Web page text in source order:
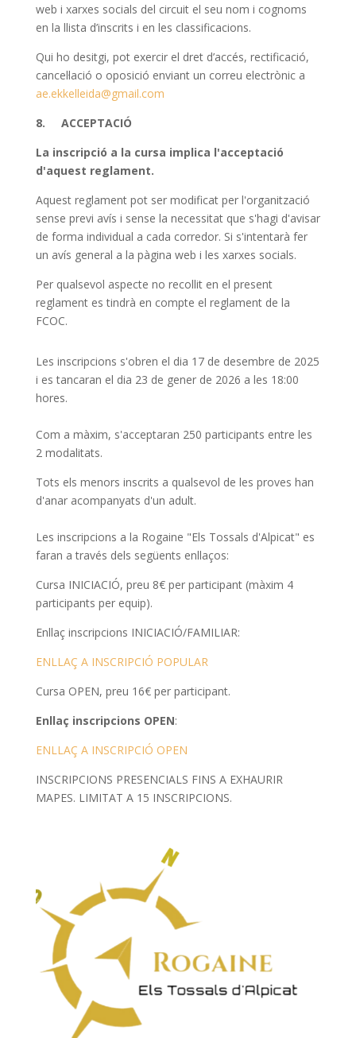
web i xarxes socials del circuit el seu nom i cognoms
en la llista d’inscrits i en les classificacions.
Qui ho desitgi, pot exercir el dret d’accés, rectificació,
cancel·lació o oposició enviant un correu electrònic a
ae.ekkelleida@gmail.com
8. ACCEPTACIÓ
La inscripció a la cursa implica l'acceptació
d'aquest reglament.
Aquest reglament pot ser modificat per l'organització
sense previ avís i sense la necessitat que s'hagi d'avisar
de forma individual a cada corredor. Si s'intentarà fer
un avís general a la pàgina web i les xarxes socials.
Per qualsevol aspecte no recollit en el present
reglament es tindrà en compte el reglament de la
FCOC.
Les inscripcions s'obren el dia 17 de desembre de 2025
i es tancaran el dia 23 de gener de 2026 a les 18:00
hores.
Com a màxim, s'acceptaran 250 participants entre les
2 modalitats.
Tots els menors inscrits a qualsevol de les proves han
d'anar acompanyats d'un adult.
Les inscripcions a la Rogaine "Els Tossals d'Alpicat" es
faran a través dels següents enllaços:
Cursa INICIACIÓ, preu 8€ per participant (màxim 4
participants per equip).
Enllaç inscripcions INICIACIÓ/FAMILIAR:
ENLLAÇ A INSCRIPCIÓ POPULAR
Cursa OPEN, preu 16€ per participant.
Enllaç inscripcions OPEN:
ENLLAÇ A INSCRIPCIÓ OPEN
INSCRIPCIONS PRESENCIALS FINS A EXHAURIR
MAPES. LIMITAT A 15 INSCRIPCIONS.